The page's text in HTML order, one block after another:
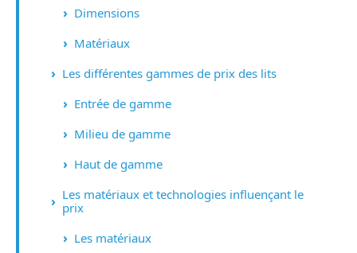
Dimensions
Matériaux
Les différentes gammes de prix des lits
Entrée de gamme
Milieu de gamme
Haut de gamme
Les matériaux et technologies influençant le
prix
Les matériaux